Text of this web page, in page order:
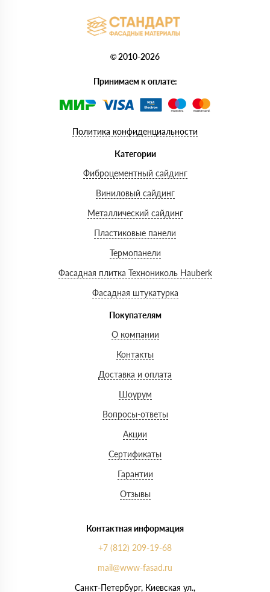
© 2010-2026
Принимаем к оплате:
Политика конфиденциальности
Категории
Фиброцементный сайдинг
Виниловый сайдинг
Металлический сайдинг
Пластиковые панели
Термопанели
Фасадная плитка Технониколь Hauberk
Фасадная штукатурка
Покупателям
О компании
Контакты
Доставка и оплата
Шоурум
Вопросы-ответы
Акции
Сертификаты
Гарантии
Отзывы
Контактная информация
+7 (812) 209-19-68
mail@www-fasad.ru
Санкт-Петербург, ​Киевская ул.,